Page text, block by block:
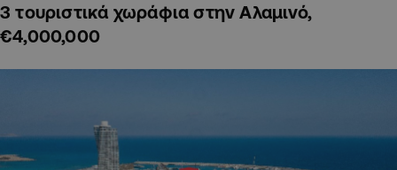
3 τουριστικά χωράφια στην Αλαμινό,
€4,000,000